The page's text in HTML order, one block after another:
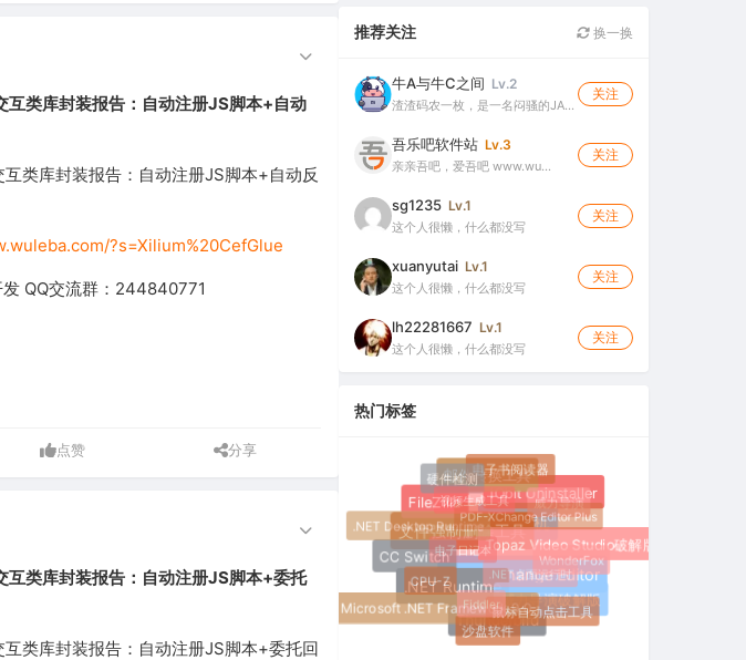
类库封装报告：自动注册JS脚本+自动
类库封装报告：自动注册JS脚本+自动反
?s=Xilium%20CefGlue
QQ交流群：244840771
点赞 分享
类库封装报告：自动注册JS脚本+委托
类库封装报告：自动注册JS脚本+委托回
推荐关注 换一换
牛A与牛C之间 Lv.2
渣渣码农一枚，是一名闷骚的JA…
关注
吾乐吧软件站 Lv.3
亲亲吾吧，爱吾吧 www.wu…
关注
sg1235 Lv.1
这个人很懒，什么都没写
关注
xuanyutai Lv.1
这个人很懒，什么都没写
关注
lh22281667 Lv.1
这个人很懒，什么都没写
关注
热门标签
PDF-XChange Editor
红米手机
文件强制删除工具
.NET Runtime
Thunderbird
威力导演破解版
Topaz Video Studio破解版
IObit Uninstaller
邮件转换工具
FileZilla
CC Switch
Microsoft .NET Framework 9.0
沙盘软件
鼠标自动点击工具
WonderFox
威力导演
电子书阅读器
硬件检测
.NET Desktop Runtime
CPU-Z
Fiddler
.NET桌面运行时
PDF-XChange Editor Plus
视频生成工具
电子日记本